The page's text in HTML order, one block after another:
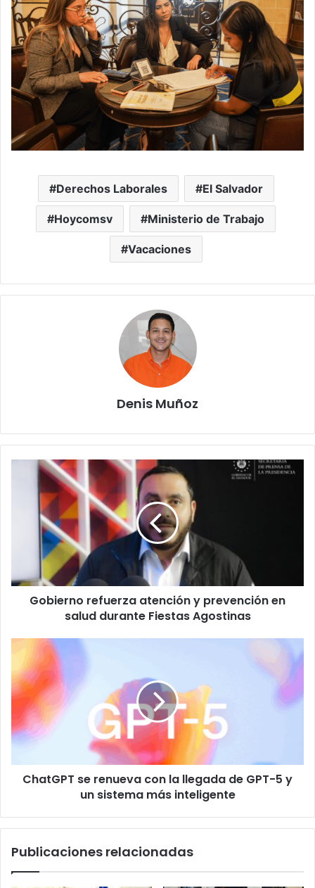
Derechos Laborales El Salvador
Hoycomsv Ministerio de Trabajo
Vacaciones
Denis Muñoz
Gobierno
atención
prevención
Fiestas
Agostinas
Gobierno refuerza atención y prevención en
salud durante Fiestas Agostinas
ChatGPT
renueva
con
llegada
de
5
ChatGPT se renueva con la llegada de GPT-5 y
un sistema más inteligente
Publicaciones relacionadas